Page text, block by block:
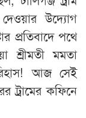
উদ্যোগ
প্রতিবাদে পথে
শ্রীমতী মমতা
আজ সেই
ট্রামের কফিনে